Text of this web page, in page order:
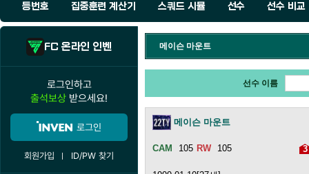
등번호 집중훈련 계산기 스쿼드 시뮬 선수 선수 비교
FC 온라인 인벤
로그인하고
출석보상 받으세요!
로그인
회원가입 ID/PW 찾기
메이슨 마운트
선수 이름
메이슨 마운트
105 105 3